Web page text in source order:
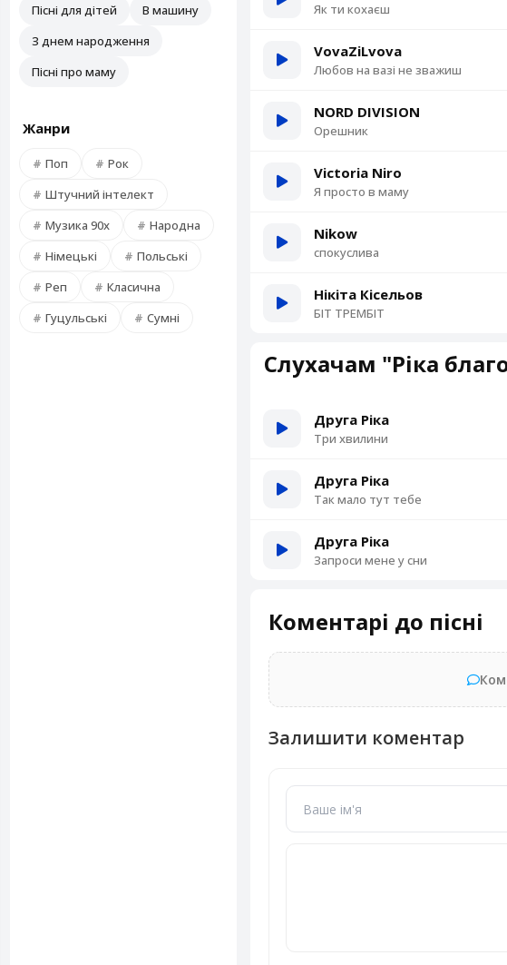
Пісні для дітей
В машину
З днем народження
Пісні про маму
Жанри
Поп
Рок
Штучний інтелект
Музика 90х
Народна
Німецькі
Польські
Реп
Класична
Гуцульські
Сумні
Як ти кохаєш
VovaZiLvova
Любов на вазі не зважиш
NORD DIVISION
Орешник
Victoria Niro
Я просто в маму
Nikow
спокуслива
Нікіта Кісельов
БІТ ТРЕМБІТ
Слухачам "Ріка
Друга Ріка
Три хвилини
Друга Ріка
Так мало тут тебе
Друга Ріка
Запроси мене у сни
Коментарі до пісні
Залишити коментар